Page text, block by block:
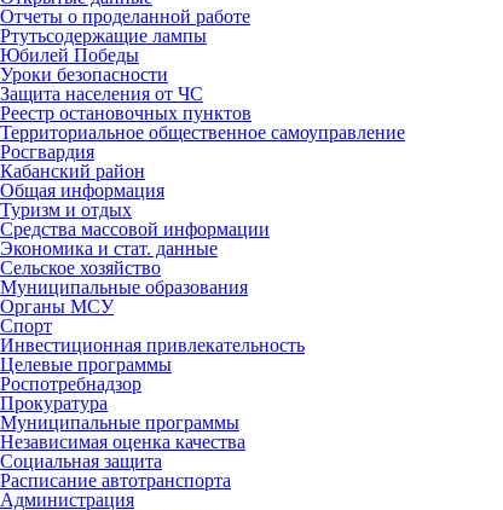
Отчеты о проделанной работе
Ртутьсодержащие лампы
Юбилей Победы
Уроки безопасности
Защита населения от ЧС
Реестр остановочных пунктов
Территориальное общественное самоуправление
Росгвардия
Кабанский район
Общая информация
Туризм и отдых
Средства массовой информации
Экономика и стат. данные
Сельское хозяйство
Муниципальные образования
Органы МСУ
Спорт
Инвестиционная привлекательность
Целевые программы
Роспотребнадзор
Прокуратура
Муниципальные программы
Независимая оценка качества
Социальная защита
Расписание автотранспорта
Администрация